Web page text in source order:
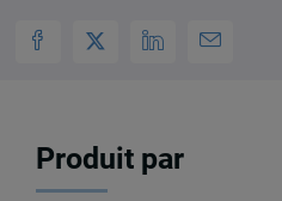
Produit par